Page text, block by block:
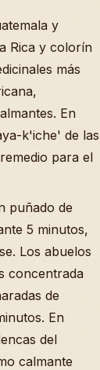
y
Rica y colorín
más
En
k'iche' de las
para el
puñado de
5 minutos,
Los abuelos
concentrada
de
En
del
calmante